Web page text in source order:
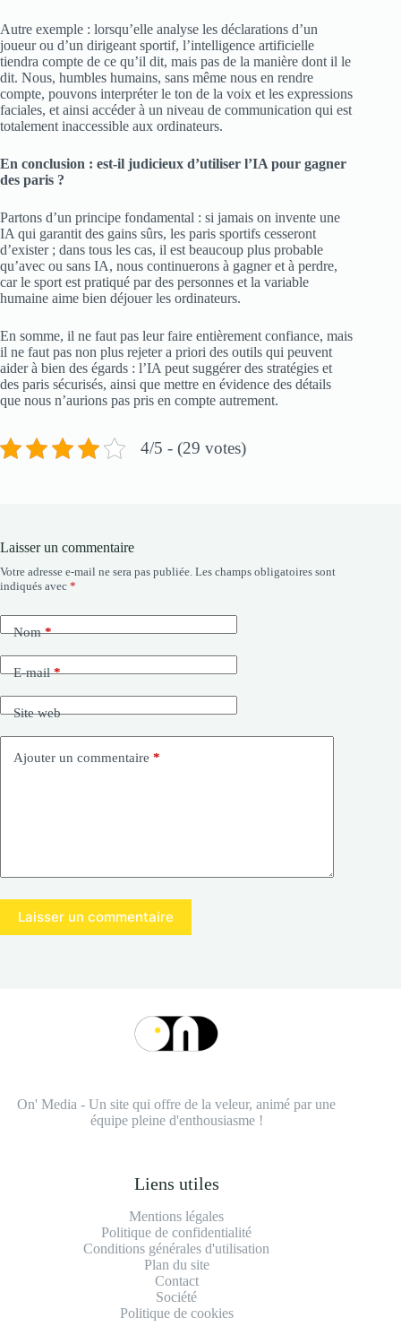
Autre exemple : lorsqu’elle analyse les déclarations d’un
joueur ou d’un dirigeant sportif, l’intelligence artificielle
tiendra compte de ce qu’il dit, mais pas de la manière dont il le
dit. Nous, humbles humains, sans même nous en rendre
compte, pouvons interpréter le ton de la voix et les expressions
faciales, et ainsi accéder à un niveau de communication qui est
totalement inaccessible aux ordinateurs.
En conclusion : est-il judicieux d’utiliser l’IA pour gagner
des paris ?
Partons d’un principe fondamental : si jamais on invente une
IA qui garantit des gains sûrs, les paris sportifs cesseront
d’exister ; dans tous les cas, il est beaucoup plus probable
qu’avec ou sans IA, nous continuerons à gagner et à perdre,
car le sport est pratiqué par des personnes et la variable
humaine aime bien déjouer les ordinateurs.
En somme, il ne faut pas leur faire entièrement confiance, mais
il ne faut pas non plus rejeter a priori des outils qui peuvent
aider à bien des égards : l’IA peut suggérer des stratégies et
des paris sécurisés, ainsi que mettre en évidence des détails
que nous n’aurions pas pris en compte autrement.
4/5 - (29 votes)
Laisser un commentaire
Votre adresse e-mail ne sera pas publiée. Les champs obligatoires sont
indiqués avec *
Nom*
E-mail*
Site web
Ajouter un commentaire *
Laisser un commentaire
On' Media - Un site qui offre de la veleur, animé par une
équipe pleine d'enthousiasme !
Liens utiles
Mentions légales
Politique de confidentialité
Conditions générales d'utilisation
Plan du site
Contact
Société
Politique de cookies